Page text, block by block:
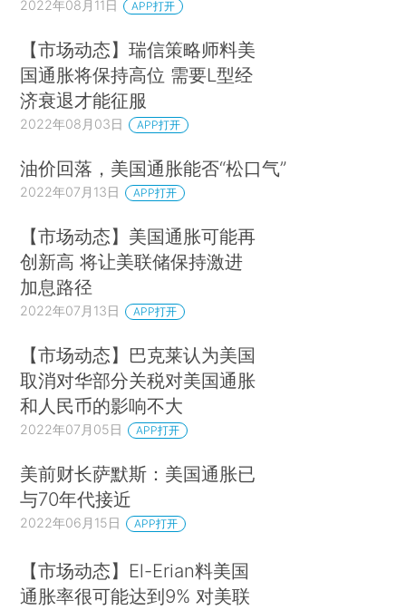
2022年08月11日 APP打开
【市场动态】瑞信策略师料美
国通胀将保持高位 需要L型经
济衰退才能征服
2022年08月03日 APP打开
油价回落，美国通胀能否“松口气”
2022年07月13日 APP打开
【市场动态】美国通胀可能再
创新高 将让美联储保持激进
加息路径
2022年07月13日 APP打开
【市场动态】巴克莱认为美国
取消对华部分关税对美国通胀
和人民币的影响不大
2022年07月05日 APP打开
美前财长萨默斯：美国通胀已
与70年代接近
2022年06月15日 APP打开
【市场动态】El-Erian料美国
通胀率很可能达到9% 对美联